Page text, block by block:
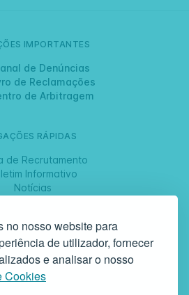
no nosso website para
de utilizador, fornecer
e analisar o nosso
Cookies
IMPORTANTES
de Denúncias
de Reclamações
de Arbitragem
RÁPIDAS
de Recrutamento
Informativo
Notícias
SIGA-NOS